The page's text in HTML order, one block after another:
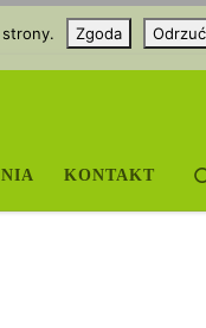
KONTAKT
Zgoda